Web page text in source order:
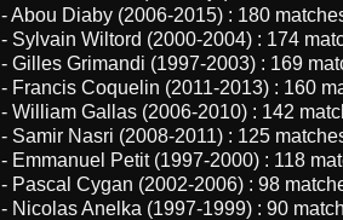
- Abou Diaby (2006-2015) : 180
- Sylvain Wiltord (2000-2004) : 174
- Gilles Grimandi (1997-2003) : 169
- Francis Coquelin (2011-2013) : 160
- William Gallas (2006-2010) : 142
- Samir Nasri (2008-2011) : 125
- Emmanuel Petit (1997-2000) : 118
- Pascal Cygan (2002-2006) : 98
- Nicolas Anelka (1997-1999) : 90